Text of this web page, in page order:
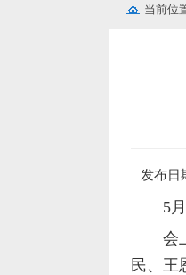
当前位
发布日
5
会
民、王